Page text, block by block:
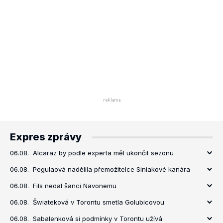
Expres zprávy
06.08. Alcaraz by podle experta měl ukončit sezonu
06.08. Pegulaová nadělila přemožitelce Siniakové kanára
06.08. Fils nedal šanci Navonemu
06.08. Šwiateková v Torontu smetla Golubicovou
06.08. Sabalenková si podmínky v Torontu užívá